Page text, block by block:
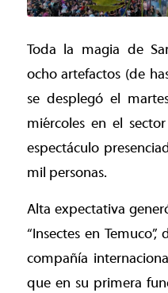
Toda la magia de
ocho artefactos (de
se desplegó el
miércoles en el
espectáculo
mil personas.
Alta expectativa
“Insectes en
compañía
que en su primera